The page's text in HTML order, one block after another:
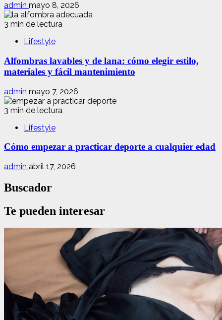
admin mayo 8, 2026
3 min de lectura
Lifestyle
Alfombras lavables y de lana: cómo elegir estilo,
materiales y fácil mantenimiento
admin mayo 7, 2026
3 min de lectura
Lifestyle
Cómo empezar a practicar deporte a cualquier edad
admin abril 17, 2026
Buscador
Te pueden interesar